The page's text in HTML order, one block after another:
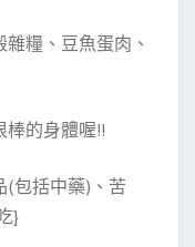
雜糧、豆魚蛋肉、
棒的身體喔!!
(包括中藥)、苦
}